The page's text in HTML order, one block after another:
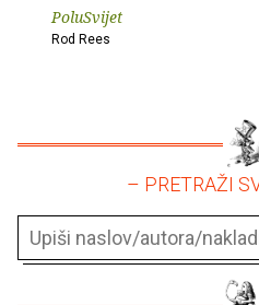
PoluSvijet
Rod Rees
– PRETRAŽI